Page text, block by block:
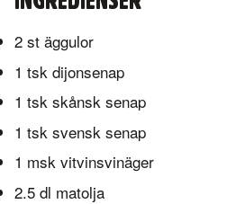
2 st äggulor
1 tsk dijonsenap
1 tsk skånsk senap
1 tsk svensk senap
1 msk vitvinsvinäger
2.5 dl matolja